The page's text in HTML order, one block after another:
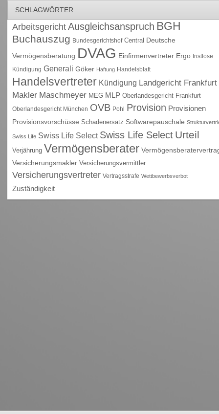
SCHLAGWÖRTER
Arbeitsgericht Ausgleichsanspruch BGH
Buchauszug Bundesgerichtshof Central Deutsche
Vermögensberatung DVAG Einfirmenvertreter Ergo fristlose
Kündigung Generali Göker Haftung Handelsblatt
Handelsvertreter Kündigung Landgericht Frankfurt
Makler Maschmeyer MEG MLP Oberlandesgericht Frankfurt
Oberlandesgericht München OVB Pohl Provision Provisionen
Provisionsvorschüsse Schadenersatz Softwarepauschale
Swiss Life Swiss Life Select Swiss Life Select Urteil
Verjährung Vermögensberater
Versicherungsmakler Versicherungsvermittler
Versicherungsvertreter Vertragsstrafe Wettbewerbsverbot
Zuständigkeit